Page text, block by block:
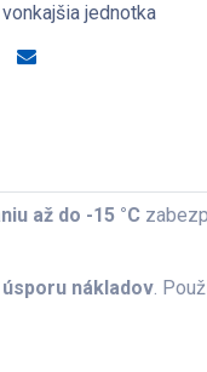
vonkajšia jednotka
až do -15 °C
nákladov.